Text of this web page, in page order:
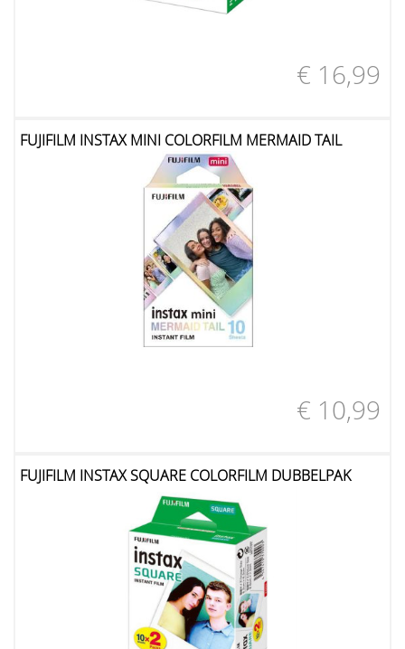
€ 16,99
FUJIFILM INSTAX MINI COLORFILM MERMAID TAIL
€ 10,99
FUJIFILM INSTAX SQUARE COLORFILM DUBBELPAK